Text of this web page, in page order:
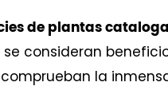
de plantas
consideran
la